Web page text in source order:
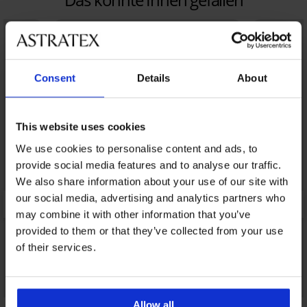
Consent Details About
This website uses cookies
We use cookies to personalise content and ads, to
provide social media features and to analyse our traffic.
We also share information about your use of our site with
our social media, advertising and analytics partners who
may combine it with other information that you’ve
provided to them or that they’ve collected from your use
of their services.
Allow all
Bestseller Bestseller